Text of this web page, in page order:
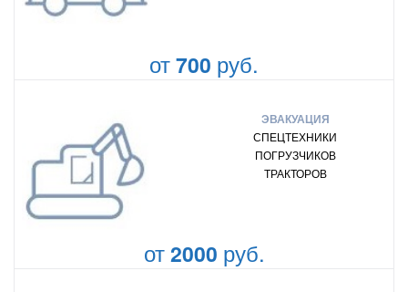
от700 руб.
ЭВАКУАЦИЯ
СПЕЦТЕХНИКИ
ПОГРУЗЧИКОВ
ТРАКТОРОВ
от2000 руб.